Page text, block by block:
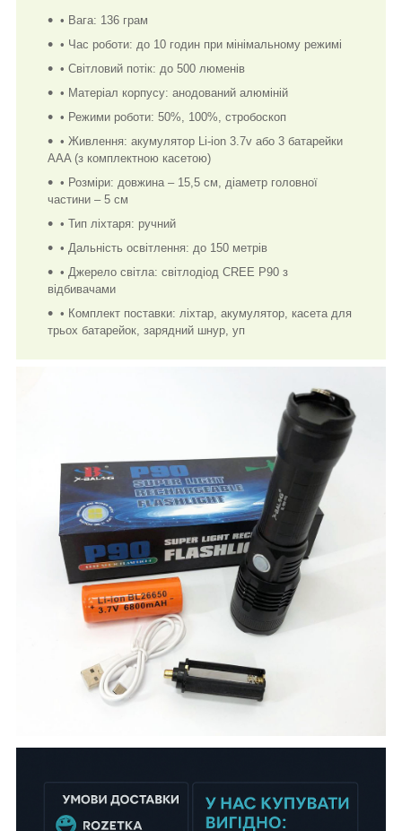
• Вага: 136 грам
• Час роботи: до 10 годин при мінімальному режимі
• Світловий потік: до 500 люменів
• Матеріал корпусу: анодований алюміній
• Режими роботи: 50%, 100%, стробоскоп
• Живлення: акумулятор Li-ion 3.7v або 3 батарейки
AAA (з комплектною касетою)
• Розміри: довжина – 15,5 см, діаметр головної
частини – 5 см
• Тип ліхтаря: ручний
• Дальність освітлення: до 150 метрів
• Джерело світла: світлодіод CREE P90 з
відбивачами
• Комплект поставки: ліхтар, акумулятор, касета для
трьох батарейок, зарядний шнур, уп